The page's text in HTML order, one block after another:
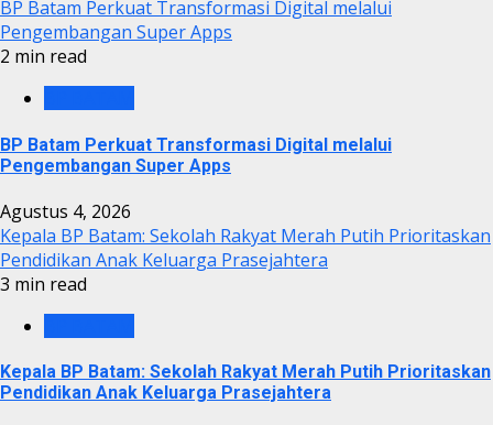
BP Batam Perkuat Transformasi Digital melalui
Pengembangan Super Apps
2 min read
BP Batam Perkuat Transformasi Digital melalui
Pengembangan Super Apps
Agustus 4, 2026
Kepala BP Batam: Sekolah Rakyat Merah Putih Prioritaskan
Pendidikan Anak Keluarga Prasejahtera
3 min read
Kepala BP Batam: Sekolah Rakyat Merah Putih Prioritaskan
Pendidikan Anak Keluarga Prasejahtera